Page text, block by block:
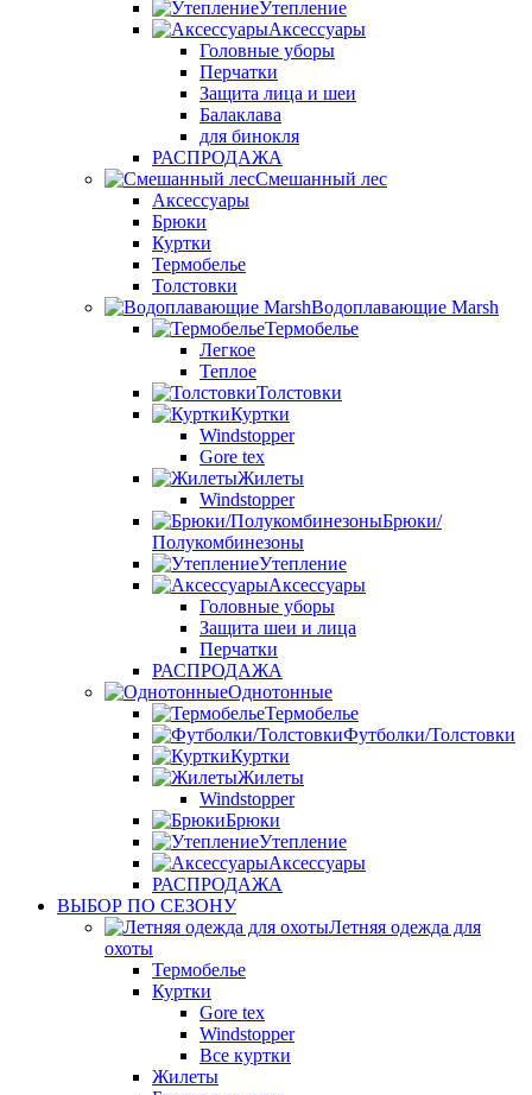
Утепление
Аксессуары
Головные уборы
Перчатки
Защита лица и шеи
Балаклава
для бинокля
РАСПРОДАЖА
Смешанный лес
Аксессуары
Брюки
Куртки
Термобелье
Толстовки
Водоплавающие Marsh
Термобелье
Легкое
Теплое
Толстовки
Куртки
Windstopper
Gore tex
Жилеты
Windstopper
Брюки/
Полукомбинезоны
Утепление
Аксессуары
Головные уборы
Защита шеи и лица
Перчатки
РАСПРОДАЖА
Однотонные
Термобелье
Футболки/Толстовки
Куртки
Жилеты
Windstopper
Брюки
Утепление
Аксессуары
РАСПРОДАЖА
ВЫБОР ПО СЕЗОНУ
Летняя одежда для
охоты
Термобелье
Куртки
Gore tex
Windstopper
Все куртки
Жилеты